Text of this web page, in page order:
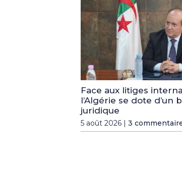
Face aux litiges
l’Algérie se dote d’un
juridique
5 août 2026 | 3